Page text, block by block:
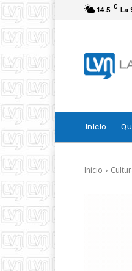
14.5 C La
Inicio
Inicio